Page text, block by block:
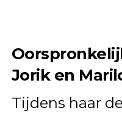
Jorik en
Tijdens haar